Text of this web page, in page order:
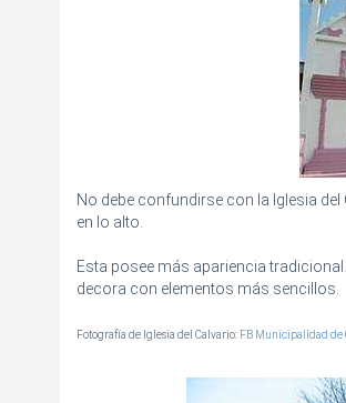
No debe confundirse con la Iglesia
en lo alto.
Esta posee más apariencia
decora con elementos más sencillos.
Fotografía de Iglesia del Calvario: FB Municipalidad de